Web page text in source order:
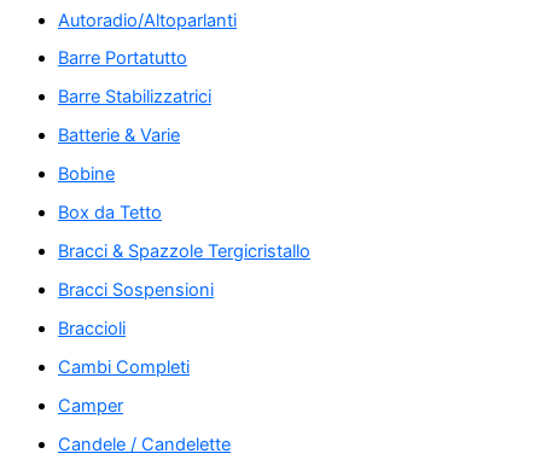
Autoradio/Altoparlanti
Barre Portatutto
Barre Stabilizzatrici
Batterie & Varie
Bobine
Box da Tetto
Bracci & Spazzole Tergicristallo
Bracci Sospensioni
Braccioli
Cambi Completi
Camper
Candele / Candelette